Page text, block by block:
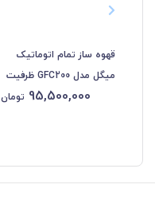
قهوه ساز تمام اتوماتیک
میگل مدل GFC200 ظرفیت
95,500,000 تومان